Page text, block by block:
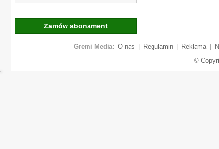
Zamów abonament
Gremi Media: O nas Regulamin Reklama
©